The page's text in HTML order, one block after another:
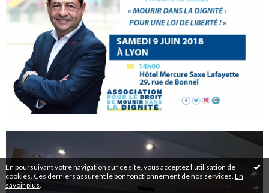
En poursuivant votre navigation sur ce site, vous acceptez l'utilisation de
cookies. Ces derniers assurent le bon fonctionnement de nos services. En
savoir plus